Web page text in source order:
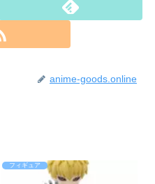
anime-goods.online
フィギュア